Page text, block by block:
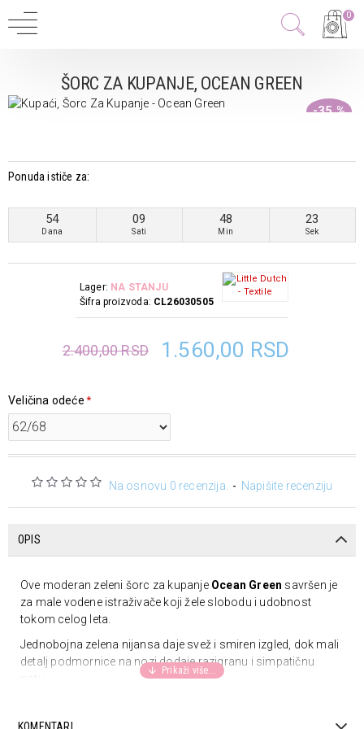
0
ŠORC ZA KUPANJE, OCEAN GREEN
-35 %
Na osnovu 0 recenzija. - Napišite recenziju
Ponuda ističe za:
54
Dana
09
Sati
48
Min
23
Sek
1.560,00 RSD
2.400,00 RSD
Lager: NA STANJU
Šifra proizvoda: CL26030505
Veličina odeće
OPIS
Ove moderan zeleni šorc za kupanje Ocean Green savršen je
za male vodene istraživače koji žele slobodu i udobnost
tokom celog leta.
Jednobojna zelena nijansa daje svež i smiren izgled, dok mali
detalj podmornice na nozi dodaje razigranu i simpatičnu
notu.
koži i omogućava lako kretanje, pa su idealne za plivanje,
KOMENTARI